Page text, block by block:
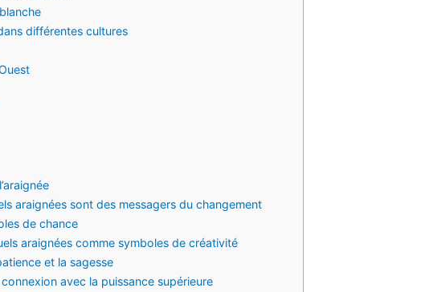
différentes cultures
araignées sont des messagers du changement
de chance
araignées comme symboles de créativité
et la sagesse
avec la puissance supérieure